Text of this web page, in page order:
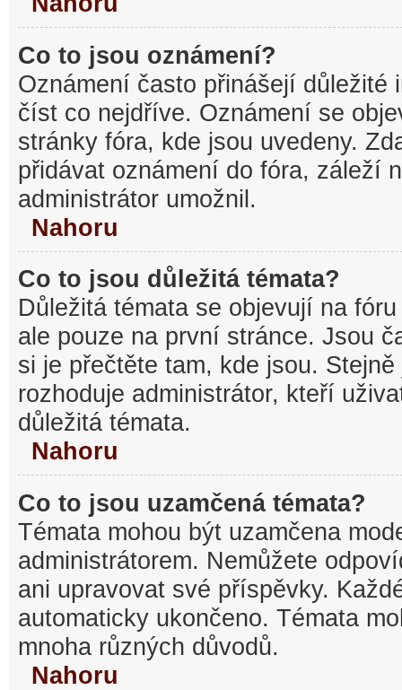
Co to jsou oznámení?
Oznámení často přinášejí důležité
číst co nejdříve. Oznámení se
stránky fóra, kde jsou uvedeny.
přidávat oznámení do fóra, záleží
administrátor umožnil.
Nahoru
Co to jsou důležitá témata?
Důležitá témata se objevují na
ale pouze na první stránce. Jsou
si je přečtěte tam, kde jsou.
rozhoduje administrátor, kteří
důležitá témata.
Nahoru
Co to jsou uzamčená témata?
Témata mohou být uzamčena
administrátorem. Nemůžete
ani upravovat své příspěvky.
automaticky ukončeno. Témata
mnoha různých důvodů.
Nahoru